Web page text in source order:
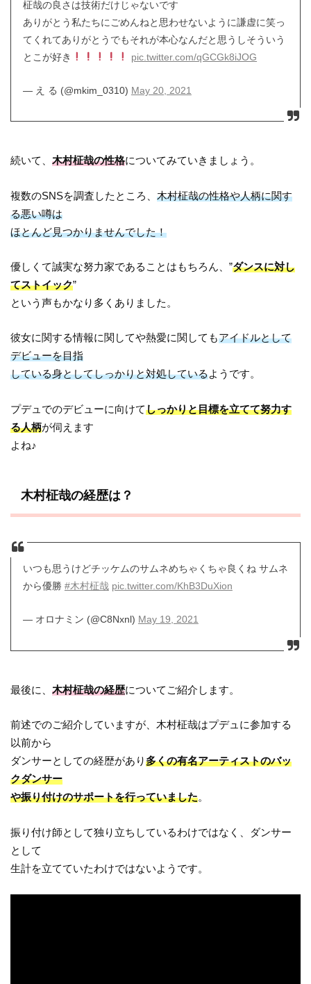
柾哉の良さは技術だけじゃないです
ありがとう私たちにごめんねと思わせないように謙虚に笑っ
てくれてありがとうでもそれが本心なんだと思うしそういう
とこが好き
pic.twitter.com/qGCGk8iJOG
— え る (@mkim_0310) May 20, 2021
続いて、木村柾哉の性格についてみていきましょう。
複数のSNSを調査したところ、木村柾哉の性格や人柄に関す
る悪い噂は
ほとんど見つかりませんでした！
優しくて誠実な努力家であることはもちろん、”ダンスに対し
てストイック”
という声もかなり多くありました。
彼女に関する情報に関してや熱愛に関してもアイドルとして
デビューを目指
している身としてしっかりと対処しているようです。
プデュでのデビューに向けてしっかりと目標を立てて努力す
る人柄が伺えます
よね♪
木村柾哉の経歴は？
いつも思うけどチッケムのサムネめちゃくちゃ良くね サムネ
から優勝 #木村柾哉 pic.twitter.com/KhB3DuXion
— オロナミン (@C8Nxnl) May 19, 2021
最後に、木村柾哉の経歴についてご紹介します。
前述でのご紹介していますが、木村柾哉はプデュに参加する
以前から
ダンサーとしての経歴があり多くの有名アーティストのバッ
クダンサー
や振り付けのサポートを行っていました。
振り付け師として独り立ちしているわけではなく、ダンサー
として
生計を立てていたわけではないようです。